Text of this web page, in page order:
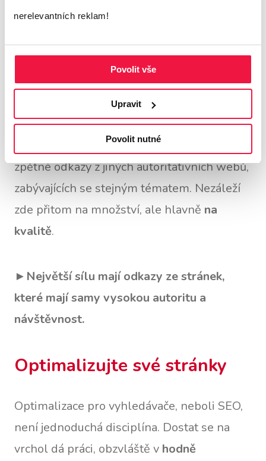
nerelevantních reklam!
Povolit vše
Upravit
Povolit nutné
5. Kvalitní zpětné odkazy
Google chce svým uživatelům poskytovat
užitečné a autoritativní webové stránky
Chcete-li, aby váš web byl považován za
autoritu ve vašem oboru, začněte získávat
zpětné odkazy z jiných autoritativních webů,
zabývajících se stejným tématem. Nezáleží
zde přitom na množství, ale hlavně na
kvalitě.
► Největší sílu mají odkazy ze stránek,
které mají samy vysokou autoritu a
návštěvnost.
Optimalizujte své stránky
Optimalizace pro vyhledávače, neboli SEO,
není jednoduchá disciplína. Dostat se na
vrchol dá práci, obzvláště v hodně